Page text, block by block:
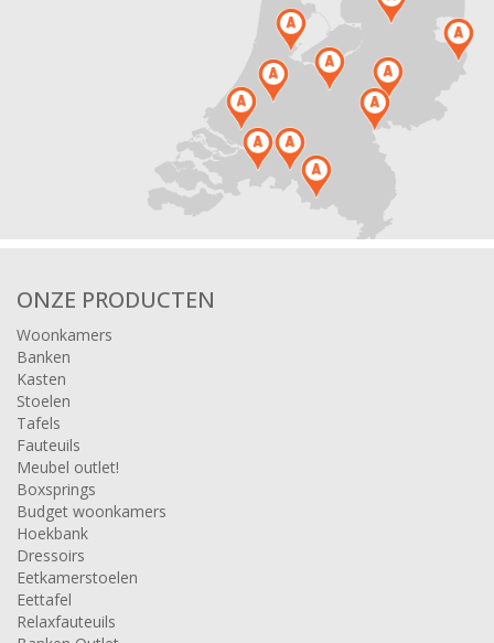
ONZE PRODUCTEN
Woonkamers
Banken
Kasten
Stoelen
Tafels
Fauteuils
Meubel outlet!
Boxsprings
Budget woonkamers
Hoekbank
Dressoirs
Eetkamerstoelen
Eettafel
Relaxfauteuils